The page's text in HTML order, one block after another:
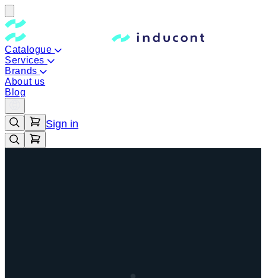
Catalogue
Services
Brands
About us
Blog
Sign in